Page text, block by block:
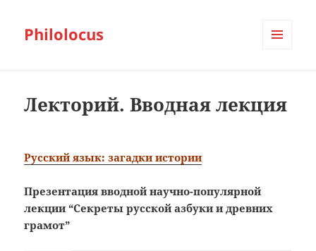
Philolocus
Лекторий. Вводная лекция
Русский язык: загадки истории
Презентация вводной научно-популярной
лекции “Секреты русской азбуки и древних
грамот”